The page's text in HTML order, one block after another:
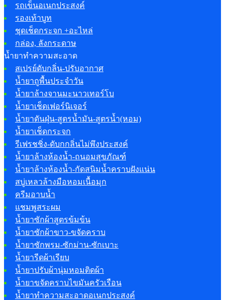
รถเข็นอเนกประสงค์
รองเท้าบูท
ชุดเช็ดกระจก +อะไหล่
กล่อง, ลังกระดาษ
น้ำยาทำความสะอาด
สเปรย์ดับกลิ่น-ปรับอากาศ
น้ำยาถูพื้นประจำวัน
น้ำยาล้างจานมะนาวเทอร์โบ
น้ำยาเช็ดเฟอร์นิเจอร์
น้ำยาดันฝุ่น-สูตรน้ำมัน-สูตรน้ำ(หอม)
น้ำยาเช็ดกระจก
รีเฟรชชิ่ง-ดับกกลิ่นไม่พึงประสงค์
น้ำยาล้างห้องน้ำ-ถนอมสุขภัณฑ์
น้ำยาล้างห้องน้ำ-กัดสนิมน้ำคราบฝังแน่น
สบู่เหลวล้างมือหอมเนื้อมุก
ครีมอาบน้ำ
แชมพูสระผม
น้ำยาซักผ้าสูตรข้มข้น
น้ำยาซักผ้าขาว-ขจัดคราบ
น้ำยาซักพรม-ซักม่าน-ซักเบาะ
น้ำยารีดผ้าเรียบ
น้ำยาปรับผ้านุ่มหอมติดผ้า
น้ำยาขจัดคราบไขมันครัวเรือน
น้ำยาทำความสะอาดอเนกประสงค์